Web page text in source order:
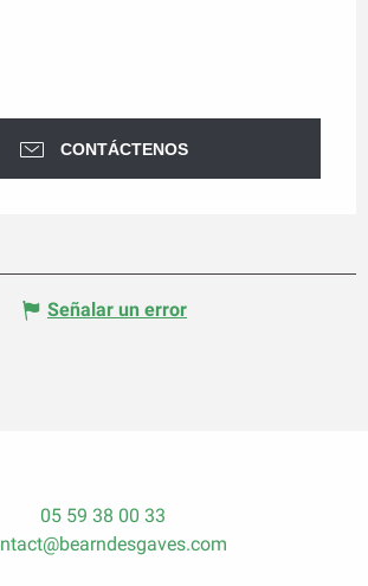
CONTÁCTENOS
Señalar un error
05 59 38 00 33